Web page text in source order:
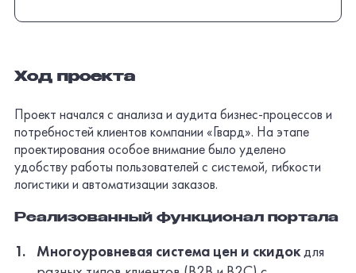
Многоуровневая система цен и скидок
динамическими скидками и сегментацией по
объемам закупок.
Для B2B-клиентовпредусмотрены разные
уровни цен в зависимости от объемов закупок
Сегментация клиентов— каждый месяц 1С
анализирует оборот клиента и присваивает ему
определенную категорию, от которой зависит
его скидка